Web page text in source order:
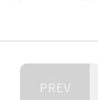
PREV